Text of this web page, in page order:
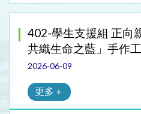
402-學生支援組 正向
共織生命之藍」手作
2026-06-09
更多＋